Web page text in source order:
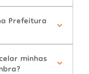
Prefeitura
minhas